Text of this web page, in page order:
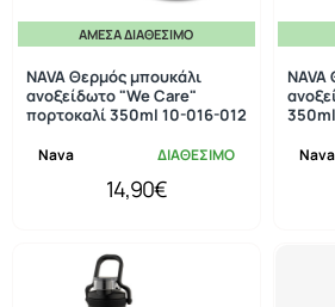
ΆΜΕΣΑ ΔΙΑΘΈΣΙΜΟ
Nava ΔΙΑΘΕΣΙΜΟ
NAVA Θερμός μπουκάλι
ανοξείδωτο "We Care"
πορτοκαλί 350ml 10-016-012
14,90€
Nava